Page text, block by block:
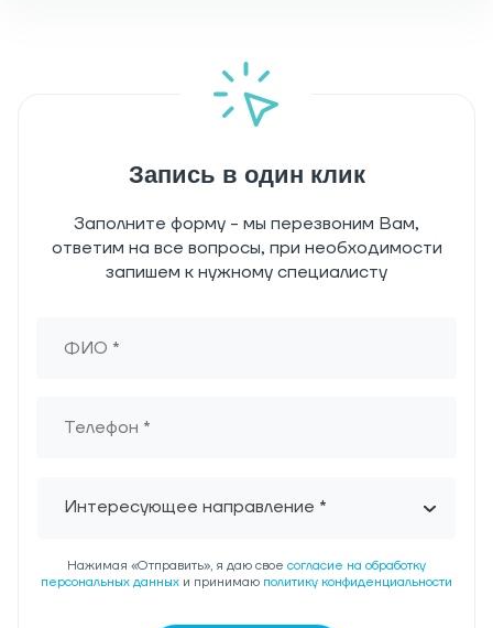
Запись в один клик
Заполните форму - мы перезвоним Вам,
ответим на все вопросы, при необходимости
запишем к нужному специалисту
Интересующее направление *
Нажимая «Отправить», я даю свое согласие на обработку
персональных данных и принимаю политику конфиденциальности